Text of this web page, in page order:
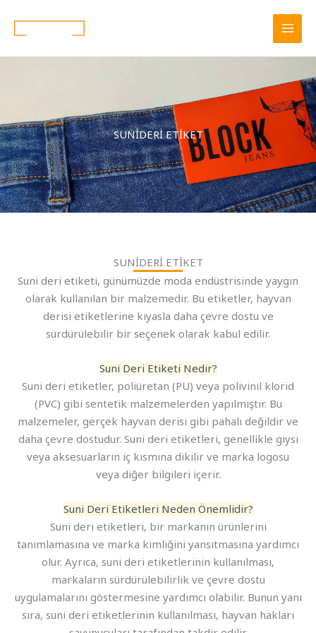
atla
SUNİDERİ ETİKET
SUNİDERİ ETİKET
Suni deri etiketi, günümüzde moda endüstrisinde yaygın
olarak kullanılan bir malzemedir. Bu etiketler, hayvan
derisi etiketlerine kıyasla daha çevre dostu ve
sürdürülebilir bir seçenek olarak kabul edilir.
Suni Deri Etiketi Nedir?
Suni deri etiketler, poliüretan (PU) veya polivinil klorid
(PVC) gibi sentetik malzemelerden yapılmıştır. Bu
malzemeler, gerçek hayvan derisi gibi pahalı değildir ve
daha çevre dostudur. Suni deri etiketleri, genellikle giysi
veya aksesuarların iç kısmına dikilir ve marka logosu
veya diğer bilgileri içerir.
Suni Deri Etiketleri Neden Önemlidir?
Suni deri etiketleri, bir markanın ürünlerini
tanımlamasına ve marka kimliğini yansıtmasına yardımcı
olur. Ayrıca, suni deri etiketlerinin kullanılması,
markaların sürdürülebilirlik ve çevre dostu
uygulamalarını göstermesine yardımcı olabilir. Bunun yanı
sıra, suni deri etiketlerinin kullanılması, hayvan hakları